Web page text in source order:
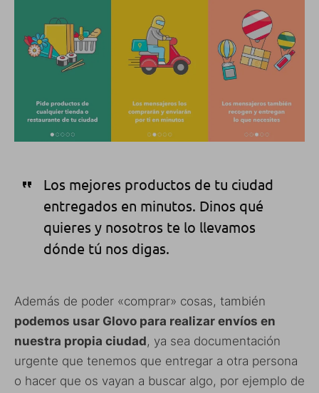
Los mejores productos de tu ciudad
entregados en minutos. Dinos qué
quieres y nosotros te lo llevamos
dónde tú nos digas.
Además de poder «comprar» cosas, también
podemos usar Glovo para realizar envíos en
nuestra propia ciudad, ya sea documentación
urgente que tenemos que entregar a otra persona
o hacer que os vayan a buscar algo, por ejemplo de